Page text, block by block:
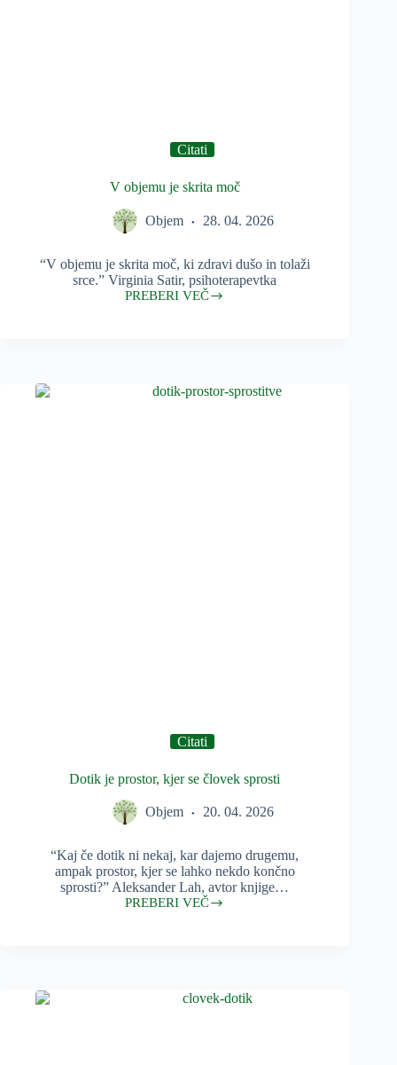
Citati
V objemu je skrita moč
Objem 28. 04. 2026
“V objemu je skrita moč, ki zdravi dušo in tolaži
srce.” Virginia Satir, psihoterapevtka
PREBERI VEČ
V
Citati
Dotik je prostor, kjer se človek sprosti
Objem 20. 04. 2026
“Kaj če dotik ni nekaj, kar dajemo drugemu,
ampak prostor, kjer se lahko nekdo končno
sprosti?” Aleksander Lah, avtor knjige…
PREBERI VEČ
Dotik